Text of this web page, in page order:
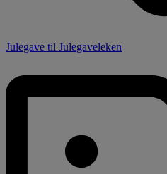
Julegave til Julegaveleken